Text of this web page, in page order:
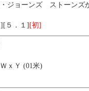
ジョーンズ ストーンズ
５．１] [初]
ｘＹ (01米)